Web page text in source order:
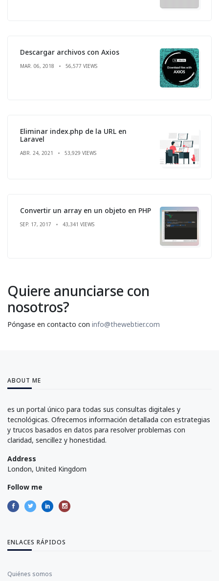
Descargar archivos con Axios
MAR. 06, 2018 56,577 VIEWS
Eliminar index.php de la URL en
Laravel
ABR. 24, 2021 53,929 VIEWS
Convertir un array en un objeto en PHP
SEP. 17, 2017 43,341 VIEWS
Quiere anunciarse con
nosotros?
Póngase en contacto con info@thewebtier.com
ABOUT ME
es un portal único para todas sus consultas digitales y
tecnológicas. Ofrecemos información detallada con estrategias
y trucos basados en datos para resolver problemas con
claridad, sencillez y honestidad.
Address
London, United Kingdom
Follow me
ENLACES RÁPIDOS
Quiénes somos